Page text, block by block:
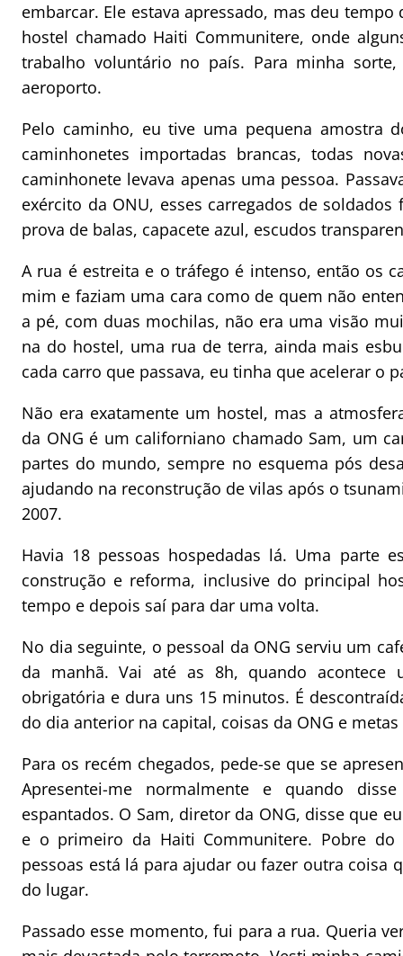
embarcar. Ele estava apressado, mas deu
hostel chamado Haiti Communitere, onde
trabalho voluntário no país. Para minha
aeroporto.
Pelo caminho, eu tive uma pequena amostra
caminhonetes importadas brancas, todas
caminhonete levava apenas uma pessoa.
exército da ONU, esses carregados de
prova de balas, capacete azul, escudos
A rua é estreita e o tráfego é intenso, então os
mim e faziam uma cara como de quem não
a pé, com duas mochilas, não era uma visão
na do hostel, uma rua de terra, ainda mais
cada carro que passava, eu tinha que acelerar o
Não era exatamente um hostel, mas a
da ONG é um californiano chamado Sam, um
partes do mundo, sempre no esquema pós
ajudando na reconstrução de vilas após o
2007.
Havia 18 pessoas hospedadas lá. Uma parte
construção e reforma, inclusive do principal
tempo e depois saí para dar uma volta.
No dia seguinte, o pessoal da ONG serviu um
da manhã. Vai até as 8h, quando
obrigatória e dura uns 15 minutos. É
do dia anterior na capital, coisas da ONG e
Para os recém chegados, pede-se que se
Apresentei-me normalmente e quando
espantados. O Sam, diretor da ONG, disse que
e o primeiro da Haiti Communitere. Pobre
pessoas está lá para ajudar ou fazer outra coisa
do lugar.
Passado esse momento, fui para a rua. Queria